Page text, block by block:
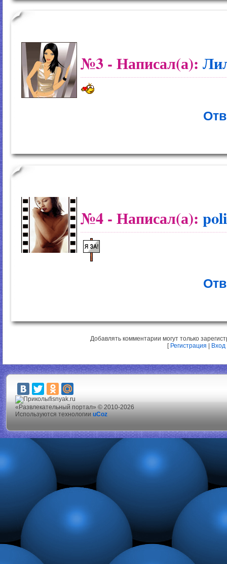
№3 - Написал(а):
№4 - Написал(а):
Добавлять комментарии могут только
[ Регистрация Вход
fisnyak.ru
«Развлекательный портал» © 2010-2026
Используются технологии uCoz